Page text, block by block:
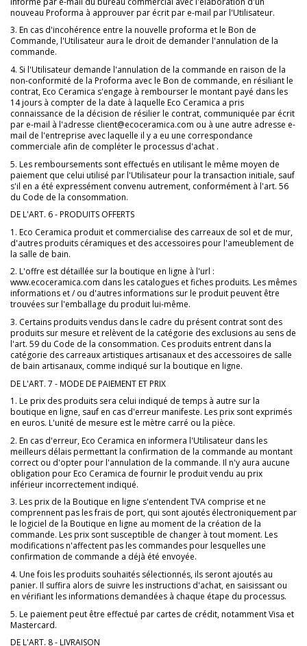
nouveau Proforma à approuver par écrit par e-mail par l'Utilisateur.
3. En cas d'incohérence entre la nouvelle proforma et le Bon de
Commande, l'Utilisateur aura le droit de demander l'annulation de la
commande.
4. Si l'Utilisateur demande l'annulation de la commande en raison de la
non-conformité de la Proforma avec le Bon de commande, en résiliant le
contrat, Eco Ceramica s'engage à rembourser le montant payé dans les
14 jours à compter de la date à laquelle Eco Ceramica a pris
connaissance de la décision de résilier le contrat, communiquée par écrit
par e-mail à l'adresse client@ecoceramica.com ou à une autre adresse e-
mail de l'entreprise avec laquelle il y a eu une correspondance
commerciale afin de compléter le processus d'achat .
5. Les remboursements sont effectués en utilisant le même moyen de
paiement que celui utilisé par l'Utilisateur pour la transaction initiale, sauf
s'il en a été expressément convenu autrement, conformément à l'art. 56
du Code de la consommation.
DE L'ART. 6 - PRODUITS OFFERTS
1. Eco Ceramica produit et commercialise des carreaux de sol et de mur,
d'autres produits céramiques et des accessoires pour l'ameublement de
la salle de bain.
2. L'offre est détaillée sur la boutique en ligne à l'url :
www.ecoceramica.com dans les catalogues et fiches produits. Les mêmes
informations et / ou d'autres informations sur le produit peuvent être
trouvées sur l'emballage du produit lui-même.
3. Certains produits vendus dans le cadre du présent contrat sont des
produits sur mesure et relèvent de la catégorie des exclusions au sens de
l'art. 59 du Code de la consommation. Ces produits entrent dans la
catégorie des carreaux artistiques artisanaux et des accessoires de salle
de bain artisanaux, comme indiqué sur la boutique en ligne.
DE L'ART. 7 - MODE DE PAIEMENT ET PRIX
1. Le prix des produits sera celui indiqué de temps à autre sur la
boutique en ligne, sauf en cas d'erreur manifeste. Les prix sont exprimés
en euros. L'unité de mesure est le mètre carré ou la pièce.
2. En cas d'erreur, Eco Ceramica en informera l'Utilisateur dans les
meilleurs délais permettant la confirmation de la commande au montant
correct ou d'opter pour l'annulation de la commande. Il n'y aura aucune
obligation pour Eco Ceramica de fournir le produit vendu au prix
inférieur incorrectement indiqué.
3. Les prix de la Boutique en ligne s'entendent TVA comprise et ne
comprennent pas les frais de port, qui sont ajoutés électroniquement par
le logiciel de la Boutique en ligne au moment de la création de la
commande. Les prix sont susceptible de changer à tout moment. Les
modifications n'affectent pas les commandes pour lesquelles une
confirmation de commande a déjà été envoyée.
4. Une fois les produits souhaités sélectionnés, ils seront ajoutés au
panier. Il suffira alors de suivre les instructions d'achat, en saisissant ou
en vérifiant les informations demandées à chaque étape du processus.
5. Le paiement peut être effectué par cartes de crédit, notamment Visa et
Mastercard.
DE L'ART. 8 - LIVRAISON